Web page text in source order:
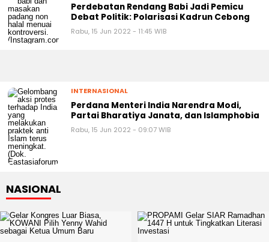
Perdebatan Rendang Babi Jadi Pemicu
Debat Politik: Polarisasi Kadrun Cebong
Rabu, 15 Jun 2022 - 11:45 WIB
INTERNASIONAL
Perdana Menteri India Narendra Modi,
Partai Bharatiya Janata, dan Islamphobia
Rabu, 15 Jun 2022 - 09:07 WIB
NASIONAL